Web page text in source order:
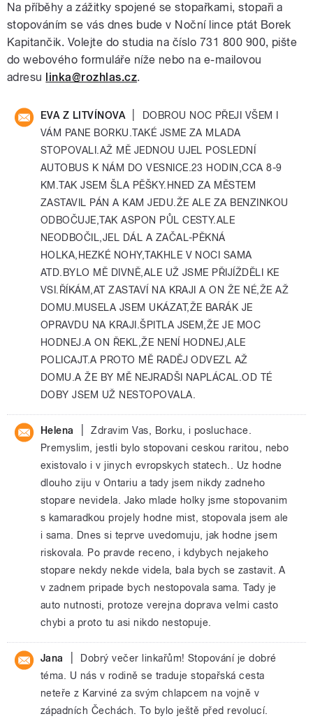
Na příběhy a zážitky spojené se stopařkami, stopaři a
stopováním se vás dnes bude v Noční lince ptát Borek
Kapitančik. Volejte do studia na číslo 731 800 900, pište
do webového formuláře níže nebo na e-mailovou
adresu linka@rozhlas.cz.
EVA Z LITVÍNOVA
DOBROU NOC PŘEJI VŠEM I
VÁM PANE BORKU.TAKÉ JSME ZA MLADA
STOPOVALI.AŽ MĚ JEDNOU UJEL POSLEDNÍ
AUTOBUS K NÁM DO VESNICE.23 HODIN,CCA 8-9
KM.TAK JSEM ŠLA PĚŠKY.HNED ZA MĚSTEM
ZASTAVIL PÁN A KAM JEDU.ŽE ALE ZA BENZINKOU
ODBOČUJE,TAK ASPON PŮL CESTY.ALE
NEODBOČIL,JEL DÁL A ZAČAL-PĚKNÁ
HOLKA,HEZKÉ NOHY,TAKHLE V NOCI SAMA
ATD.BYLO MĚ DIVNĚ,ALE UŽ JSME PŘIJÍŽDĚLI KE
VSI.ŘÍKÁM,AT ZASTAVÍ NA KRAJI A ON ŽE NÉ,ŽE AŽ
DOMU.MUSELA JSEM UKÁZAT,ŽE BARÁK JE
OPRAVDU NA KRAJI.ŠPITLA JSEM,ŽE JE MOC
HODNEJ.A ON ŘEKL,ŽE NENÍ HODNEJ,ALE
POLICAJT.A PROTO MĚ RADĚJ ODVEZL AŽ
DOMU.A ŽE BY MĚ NEJRADŠI NAPLÁCAL.OD TÉ
DOBY JSEM UŽ NESTOPOVALA.
Helena
Zdravim Vas, Borku, i posluchace.
Premyslim, jestli bylo stopovani ceskou raritou, nebo
existovalo i v jinych evropskych statech.. Uz hodne
dlouho ziju v Ontariu a tady jsem nikdy zadneho
stopare nevidela. Jako mlade holky jsme stopovanim
s kamaradkou projely hodne mist, stopovala jsem ale
i sama. Dnes si teprve uvedomuju, jak hodne jsem
riskovala. Po pravde receno, i kdybych nejakeho
stopare nekdy nekde videla, bala bych se zastavit. A
v zadnem pripade bych nestopovala sama. Tady je
auto nutnosti, protoze verejna doprava velmi casto
chybi a proto tu asi nikdo nestopuje.
Jana
Dobrý večer linkařům! Stopování je dobré
téma. U nás v rodině se traduje stopařská cesta
neteře z Karviné za svým chlapcem na vojně v
západních Čechách. To bylo ještě před revolucí.